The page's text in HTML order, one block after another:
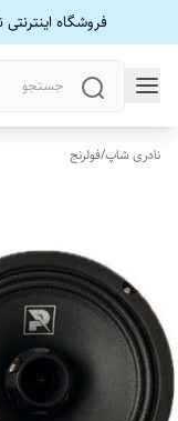
فروشگاه
نادری شاپ/فولرنج